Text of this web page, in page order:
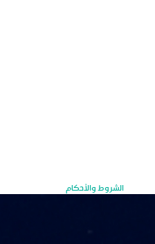
الشروط والأحكام